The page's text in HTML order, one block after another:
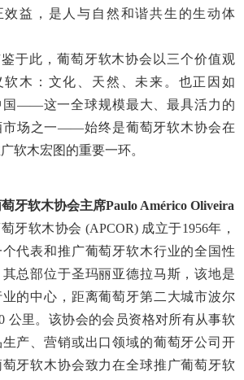
效益，是人与自然和谐共生的生动体
于此，葡萄牙软木协会以三个价值观
软木：文化、天然、未来。也正因如
国——这一全球规模最大、最具活力的
市场之一——始终是葡萄牙软木协会在
软木宏图的重要一环。
牙软木协会主席Paulo Américo Oliveira
牙软木协会 (APCOR) 成立于1956年，
代表和推广葡萄牙软木行业的全国性
总部位于圣玛丽亚德拉马斯，该地是
的中心，距离葡萄牙第二大城市波尔
公里。该协会的会员资格对所有从事软
生产、营销或出口领域的葡萄牙公司开
萄牙软木协会致力在全球推广葡萄牙软